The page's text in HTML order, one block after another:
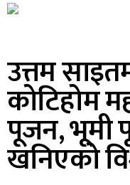
उत्तम
कोटिहोम
पूजन, भूमी
खनिएको